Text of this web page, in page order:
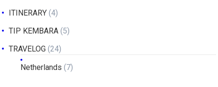
ITINERARY (4)
TIP KEMBARA (5)
TRAVELOG (24)
Netherlands (7)